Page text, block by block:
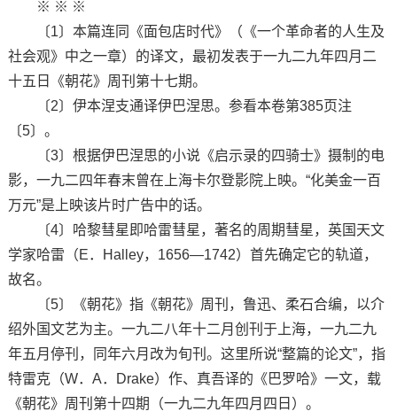
※ ※ ※
〔1〕本篇连同《面包店时代》（《一个革命者的人生及
社会观》中之一章）的译文，最初发表于一九二九年四月二
十五日《朝花》周刊第十七期。
〔2〕伊本涅支通译伊巴涅思。参看本卷第385页注
〔5〕。
〔3〕根据伊巴涅思的小说《启示录的四骑士》摄制的电
影，一九二四年春末曾在上海卡尔登影院上映。“化美金一百
万元”是上映该片时广告中的话。
〔4〕哈黎彗星即哈雷彗星，著名的周期彗星，英国天文
学家哈雷（E．Halley，1656—1742）首先确定它的轨道，
故名。
〔5〕《朝花》指《朝花》周刊，鲁迅、柔石合编，以介
绍外国文艺为主。一九二八年十二月创刊于上海，一九二九
年五月停刊，同年六月改为旬刊。这里所说“整篇的论文”，指
特雷克（W．A．Drake）作、真吾译的《巴罗哈》一文，载
《朝花》周刊第十四期（一九二九年四月四日）。